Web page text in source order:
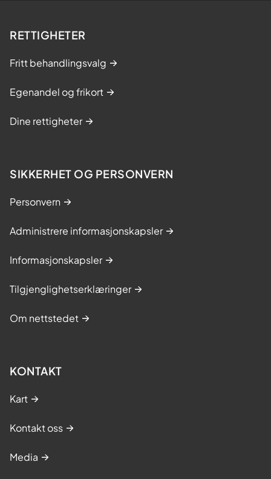
RETTIGHETER
Fritt behandlingsvalg
Egenandel og frikort
Dine rettigheter
SIKKERHET OG PERSONVERN
Personvern
Administrere informasjonskapsler
Informasjonskapsler
Tilgjenglighetserklæringer
Om nettstedet
KONTAKT
Kart
Kontakt oss
Media